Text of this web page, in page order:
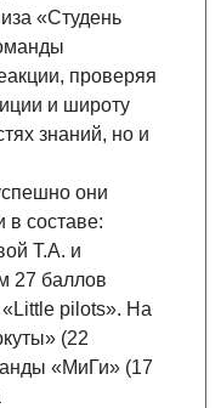
«Студень
проверяя
и широту
знаний, но и
они
в составе:
Т.А. и
27 баллов
pilots». На
(22
«МиГи» (17